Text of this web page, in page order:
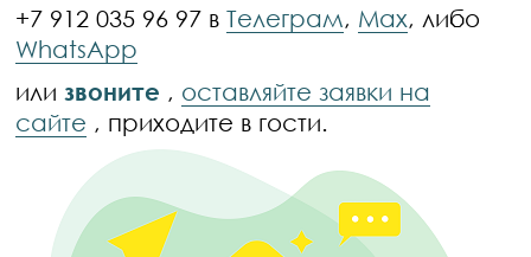
+7 912 035 96 97 вТелеграм, Max, либо
WhatsApp
илизвоните , оставляйте заявки на
сайте , приходите в гости.